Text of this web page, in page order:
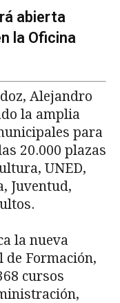
abierta
la Oficina
Alejandro
la amplia
para
20.000 plazas
UNED,
Juventud,
la nueva
de Formación,
cursos